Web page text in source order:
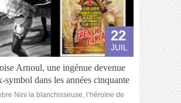
22
JUIL
Arnoul, une ingénue devenue
symbol dans les années cinquante
Nini la blanchisseuse, l’héroïne de